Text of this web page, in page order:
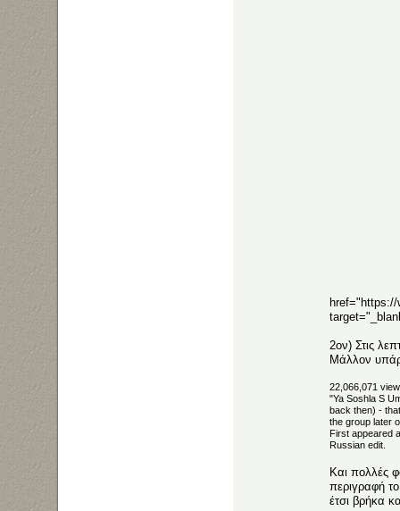
2ον) Στις
Μάλλον
22,066,071
"Ya Soshla S
back then) -
the group later
First appeared
Russian edit.
Και πολλές
περιγραφή
έτσι βρήκα